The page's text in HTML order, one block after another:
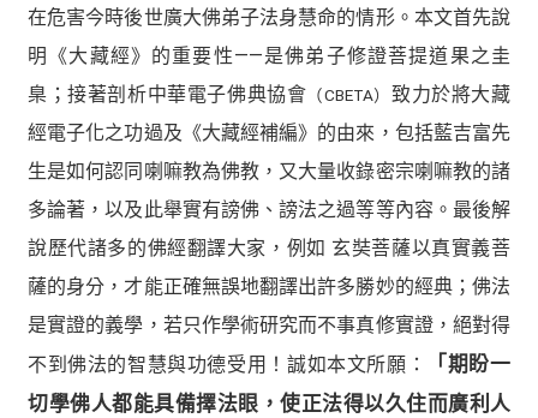
在危害今時後世廣大佛弟子法身慧命的情形。本文首先說
明《大藏經》的重要性——是佛弟子修證菩提道果之圭
臬；接著剖析中華電子佛典協會 （CBETA）致力於將大藏
經電子化之功過及《大藏經補編》的由來，包括藍吉富先
生是如何認同喇嘛教為佛教，又大量收錄密宗喇嘛教的諸
多論著，以及此舉實有謗佛、謗法之過等等內容。最後解
說歷代諸多的佛經翻譯大家，例如 玄奘菩薩以真實義菩
薩的身分，才能正確無誤地翻譯出許多勝妙的經典；佛法
是實證的義學，若只作學術研究而不事真修實證，絕對得
不到佛法的智慧與功德受用！誠如本文所願：
「期盼一
切學佛人都能具備擇法眼，使正法得以久住而廣利人